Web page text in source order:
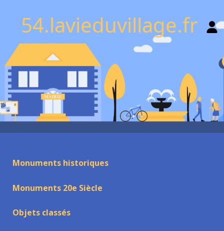
54.lavieduvillage.fr
Monuments historiques
Monuments 20e Siècle
Objets classés